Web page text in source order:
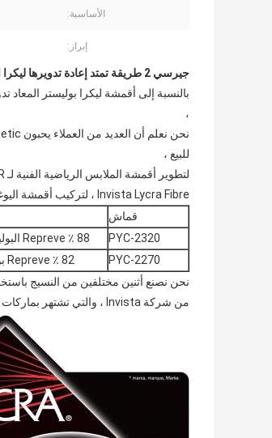
الأساسية:
إبراز:
جيرسي 2 طريقة تمتد إعادة تدويرها ليكرا النسيج ضغط ملابس أكتيفوير عادي الألوان
بالنسبة إلى أقمشة ليكرا بوليستر المعاد
،
للبيع ،
Invista Lycra Fibre ، لتركيب أقمشة اليوغا ملابس عالية الجودة في منشأتين ،
قماش
PYC-2320
88 ٪ Repreve البوليستر المعاد تدويره + 12 ٪ ليكرا
PYC-2270
82 ٪ Repreve بوليستر معاد تدويره +18 ٪ ليكرا
من شركة Invista ، والتي تشتهر بماركات العالم الرياضية ،